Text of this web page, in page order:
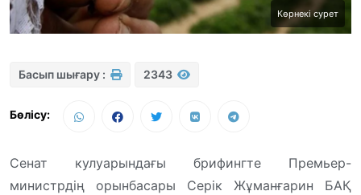
Көрнекі сурет
Басып шығару : 2343
Бөлісу:
Сенат кулуарындағы брифингте Премьер-
министрдің орынбасары Серік Жұманғарин БАҚ